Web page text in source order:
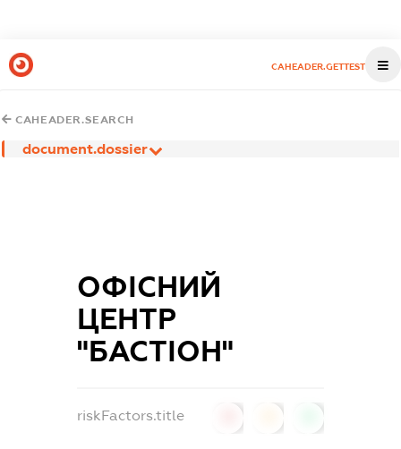
CAHEADER.GETTEST
CAHEADER.SEARCH
document.dossier
ОФІСНИЙ
ЦЕНТР
"БАСТІОН"
riskFactors.title